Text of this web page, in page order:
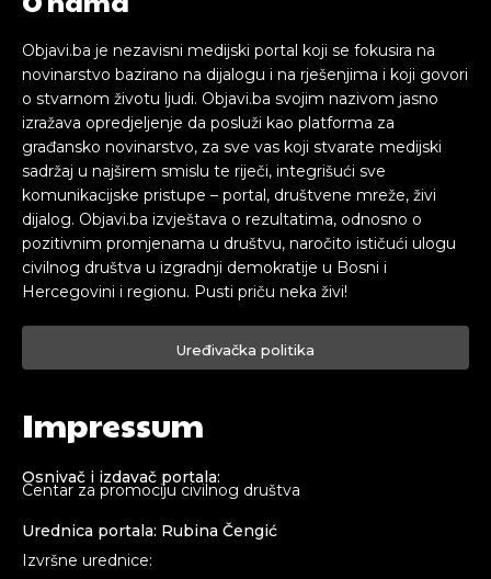
Objavi.ba je nezavisni medijski portal koji se fokusira na
novinarstvo bazirano na dijalogu i na rješenjima i koji govori
o stvarnom životu ljudi. Objavi.ba svojim nazivom jasno
izražava opredjeljenje da posluži kao platforma za
građansko novinarstvo, za sve vas koji stvarate medijski
sadržaj u najširem smislu te riječi, integrišući sve
komunikacijske pristupe – portal, društvene mreže, živi
dijalog. Objavi.ba izvještava o rezultatima, odnosno o
pozitivnim promjenama u društvu, naročito ističući ulogu
civilnog društva u izgradnji demokratije u Bosni i
Hercegovini i regionu. Pusti priču neka živi!
Uređivačka politika
Impressum
Osnivač i izdavač portala:
Centar za promociju civilnog društva
Urednica portala: Rubina Čengić
Izvršne urednice: